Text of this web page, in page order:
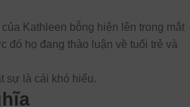
Kathleen bỗng hiện lên trong mắt
đó họ đang thảo luận về tuổi trẻ và
sự là cái khó hiểu.